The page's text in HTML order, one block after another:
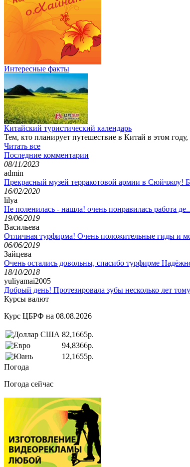
Интересные факты
Китайский туристический календарь
Тем, кто планирует путешествие в Китай в этом
Читать все
Последние комментарии
08/11/2023
admin
Прекрасный музей терракотовой армии в Сюйчжоу!
16/02/2020
lilya
Не поленилась - нашла! очень понравилась работа
19/06/2019
Васильева
Отличная турфирма! Очень положительные гиды и
06/06/2019
Зайцева
Очень остались довольны, спасибо турфирме
18/10/2018
yuliyamai2005
Добрый день! Протезировала зубы несколько лет
Курсы валют
Курс ЦБРФ на 08.08.2026
82,1665р.
94,8366р.
12,1655р.
Погода
Погода сейчас